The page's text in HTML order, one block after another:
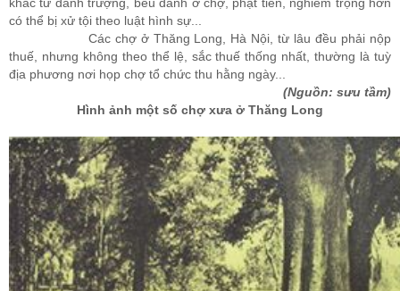
có thể bị xử tội theo luật hình sự...
Các chợ ở Thăng Long, Hà Nội, từ lâu đều phải nộp
thuế, nhưng không theo thể lệ, sắc thuế thống nhất, thường là tuỳ
địa phương nơi họp chợ tổ chức thu hằng ngày...
(Nguồn: sưu tầm)
Hình ảnh một số chợ xưa ở Thăng Long